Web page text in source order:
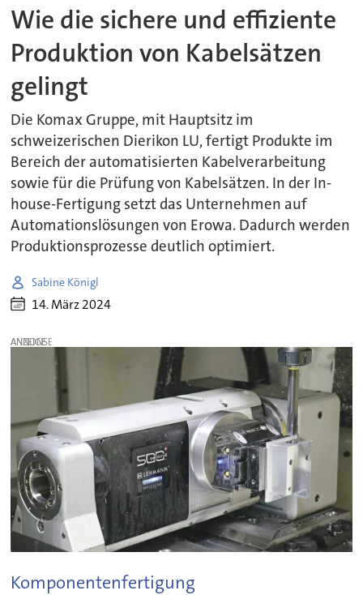
Wie die sichere und effiziente
Produktion von Kabelsätzen
gelingt
Die Komax Gruppe, mit Hauptsitz im
schweizerischen Dierikon LU, fertigt Produkte im
Bereich der automatisierten Kabelverarbeitung
sowie für die Prüfung von Kabelsätzen. In der In-
house-Fertigung setzt das Unternehmen auf
Automationslösungen von Erowa. Dadurch werden
Produktionsprozesse deutlich optimiert.
Sabine Königl
14. März 2024
ANZEIGE
Komponentenfertigung